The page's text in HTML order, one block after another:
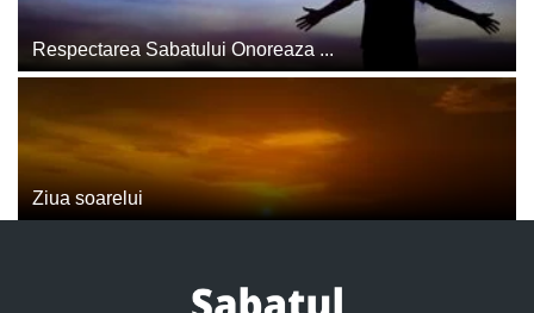
Respectarea Sabatului Onoreaza ...
Ziua soarelui